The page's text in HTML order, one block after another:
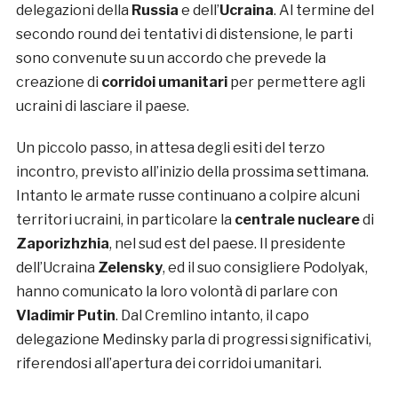
delegazioni della Russia e dell’Ucraina. Al termine del
secondo round dei tentativi di distensione, le parti
sono convenute su un accordo che prevede la
creazione di corridoi umanitariper permettere agli
ucraini di lasciare il paese.
Un piccolo passo, in attesa degli esiti del terzo
incontro, previsto all’inizio della prossima settimana.
Intanto le armate russe continuano a colpire alcuni
territori ucraini, in particolare la centrale nuclearedi
Zaporizhzhia, nel sud est del paese. Il presidente
dell’Ucraina Zelensky, ed il suo consigliere Podolyak,
hanno comunicato la loro volontà di parlare con
Vladimir Putin. Dal Cremlino intanto, il capo
delegazione Medinsky parla di progressi significativi,
riferendosi all’apertura dei corridoi umanitari.